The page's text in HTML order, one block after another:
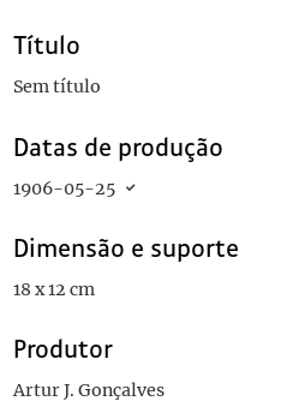
Título
Sem título
Datas de produção
1906-05-25
Dimensão e suporte
18 x 12 cm
Produtor
Artur J. Gonçalves